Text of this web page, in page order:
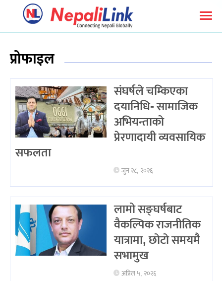
प्रोफाइल
संघर्षले चम्किएका
दयानिधि- सामाजिक
अभियन्ताको
प्रेरणादायी व्यवसायिक
सफलता
जुन २८, २०२६
लामो सङ्घर्षबाट
वैकल्पिक राजनीतिक
यात्रामा, छोटो समयमै
सभामुख
अप्रिल ५, २०२६